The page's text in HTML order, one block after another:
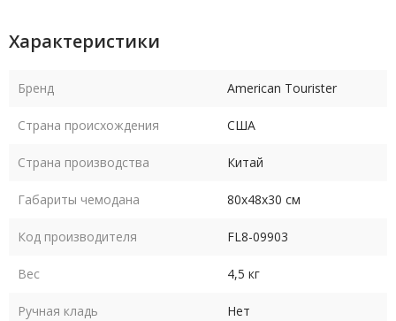
Характеристики
Бренд American Tourister
Страна происхождения США
Страна производства Китай
Габариты чемодана 80х48х30 см
Код производителя FL8-09903
Вес 4,5 кг
Ручная кладь Нет